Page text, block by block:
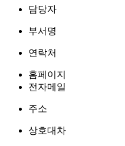
담당자
부서명
연락처
홈페이지
전자메일
주소
상호대차